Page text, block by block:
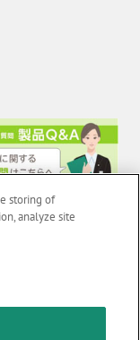
する指針|
storing of
analyze site